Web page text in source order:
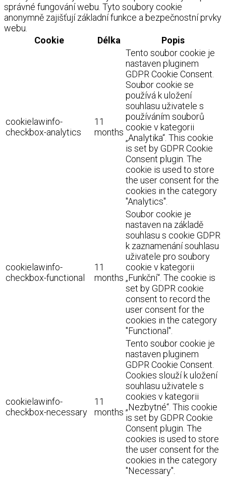
správné fungování webu. Tyto soubory cookie
anonymně zajišťují základní funkce a bezpečnostní prvky
webu.
Cookie
Délka Popis
cookielawinfo-
checkbox-analytics
11
months
Tento soubor cookie je
nastaven pluginem
GDPR Cookie Consent.
Soubor cookie se
používá k uložení
souhlasu uživatele s
používáním souborů
cookie v kategorii
„Analytika“. This cookie
is set by GDPR Cookie
Consent plugin. The
cookie is used to store
the user consent for the
cookies in the category
"Analytics".
cookielawinfo-
checkbox-functional
11
months
Soubor cookie je
nastaven na základě
souhlasu s cookie GDPR
k zaznamenání souhlasu
uživatele pro soubory
cookie v kategorii
„Funkční“. The cookie is
set by GDPR cookie
consent to record the
user consent for the
cookies in the category
"Functional".
cookielawinfo-
checkbox-necessary
11
months
Tento soubor cookie je
nastaven pluginem
GDPR Cookie Consent.
Cookies slouží k uložení
souhlasu uživatele s
cookies v kategorii
„Nezbytné“. This cookie
is set by GDPR Cookie
Consent plugin. The
cookies is used to store
the user consent for the
cookies in the category
"Necessary".